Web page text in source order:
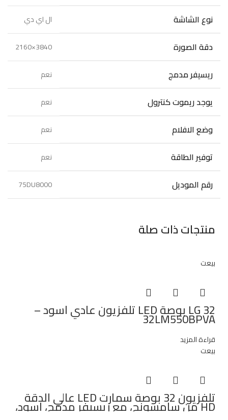
نوع الشاشة ال اي دي
دقة الصورة 3840×2160
ريسيفر مدمج نعم
يوجد ريموت كنترول نعم
وضع الافلام نعم
توفير الطاقة نعم
رقم الموديل 75DU8000
منتجات ذات صلة
بيعت
LG 32 بوصة LED تلفزيون عادي اسود – 32LM550BPVA
قراءة المزيد
بيعت
تلفزيون 32 بوصة سمارت LED عالي الدقة
HD من سامسونج، مع ريسيفر مدمج، اسود،
UA32T5300AUXEG